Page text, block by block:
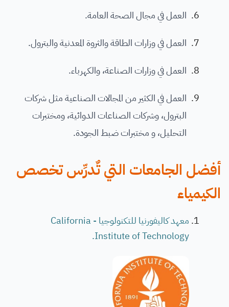
العمل في مجال الصحة العامة.
العمل في وزارات الطاقة والثروة المعدنية والبترول.
العمل في وزارات الصناعة، والكهرباء.
العمل في الكثير من المجالات الصناعية مثل شركات
البترول، وشركات الصناعات الدوائية، ومختبرات
التحليل، و مختبرات ضبط الجودة.
أفضل الجامعات التي تٌدرِّس تخصص
الكيمياء
معهد كاليفورنيا للتكنولوجيا - California
Institute of Technology.